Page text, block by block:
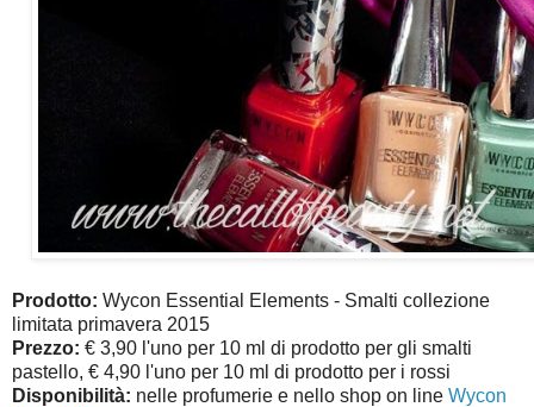
Prodotto: Wycon Essential Elements - Smalti collezione
limitata primavera 2015
Prezzo: € 3,90 l'uno per 10 ml di prodotto per gli smalti
pastello, € 4,90 l'uno per 10 ml di prodotto per i rossi
Disponibilità: nelle profumerie e nello shop on line Wycon